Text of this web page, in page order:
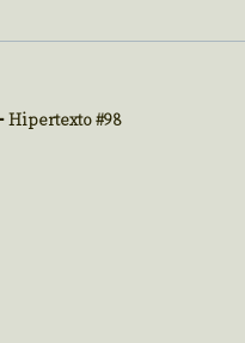
Hipertexto #98